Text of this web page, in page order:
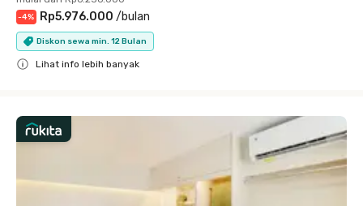
-4% Rp5.976.000 /bulan
Diskon sewa min. 12 Bulan
Lihat info lebih banyak